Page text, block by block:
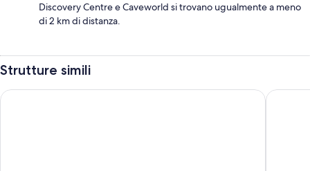
Discovery Centre e Caveworld si trovano ugualmente a meno
di 2 km di distanza.
Strutture simili
Waitomo Lodge Palm